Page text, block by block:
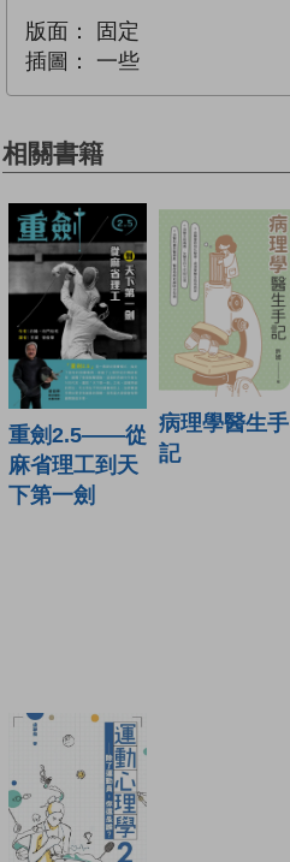
版面：
固定
插圖：
一些
相關書籍
重劍2.5——從
麻省理工到天
下第一劍
病理學醫生手
記